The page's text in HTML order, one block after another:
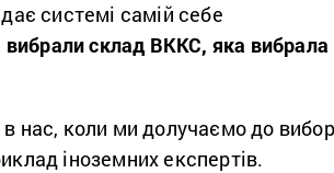
системі самій себе
вибрали склад ВККС, яка вибрала
нас, коли ми долучаємо до
іноземних експертів.